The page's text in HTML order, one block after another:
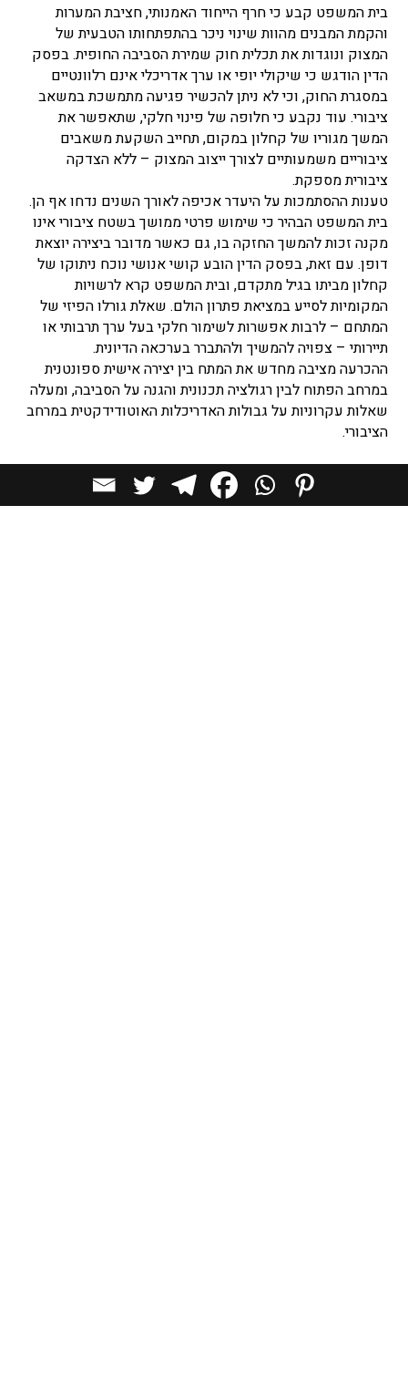
בית המשפט קבע כי חרף הייחוד האמנותי, חציבת המערות
והקמת המבנים מהוות שינוי ניכר בהתפתחותו הטבעית של
המצוק ונוגדות את תכלית חוק שמירת הסביבה החופית. בפסק
הדין הודגש כי שיקולי יופי או ערך אדריכלי אינם רלוונטיים
במסגרת החוק, וכי לא ניתן להכשיר פגיעה מתמשכת במשאב
ציבורי. עוד נקבע כי חלופה של פינוי חלקי, שתאפשר את
המשך מגוריו של קחלון במקום, תחייב השקעת משאבים
ציבוריים משמעותיים לצורך ייצוב המצוק – ללא הצדקה
ציבורית מספקת.
טענות ההסתמכות על היעדר אכיפה לאורך השנים נדחו אף הן.
בית המשפט הבהיר כי שימוש פרטי ממושך בשטח ציבורי אינו
מקנה זכות להמשך החזקה בו, גם כאשר מדובר ביצירה יוצאת
דופן. עם זאת, בפסק הדין הובע קושי אנושי נוכח ניתוקו של
קחלון מביתו בגיל מתקדם, ובית המשפט קרא לרשויות
המקומיות לסייע במציאת פתרון הולם. שאלת גורלו הפיזי של
המתחם – לרבות אפשרות לשימור חלקי בעל ערך תרבותי או
תיירותי – צפויה להמשיך ולהתברר בערכאה הדיונית.
ההכרעה מציבה מחדש את המתח בין יצירה אישית ספונטנית
במרחב הפתוח לבין רגולציה תכנונית והגנה על הסביבה, ומעלה
שאלות עקרוניות על גבולות האדריכלות האוטודידקטית במרחב
הציבורי.